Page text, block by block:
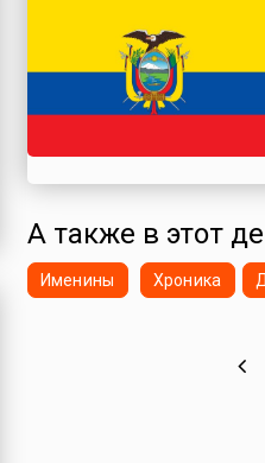
А также в этот
Именины Хроника